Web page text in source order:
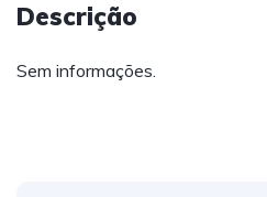
Descrição
Sem informações.